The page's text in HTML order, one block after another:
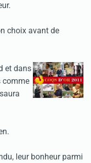
choix avant de
et dans
comme
leur bonheur parmi